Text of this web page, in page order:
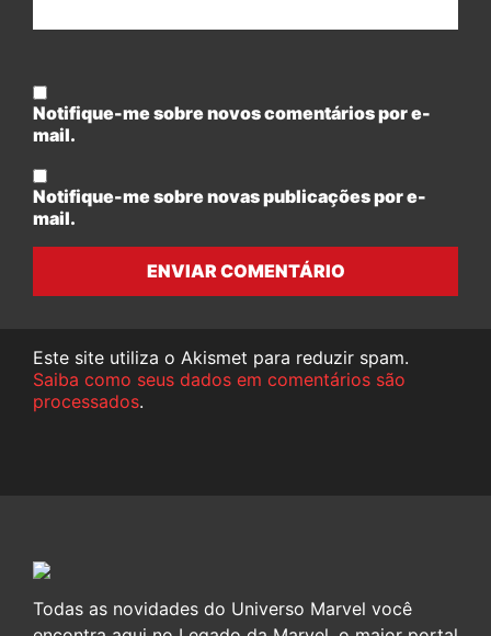
Notifique-me sobre novos comentários por e-
mail.
Notifique-me sobre novas publicações por e-
mail.
ENVIAR COMENTÁRIO
Este site utiliza o Akismet para reduzir spam.
Saiba como seus dados em comentários são
processados.
Todas as novidades do Universo Marvel você